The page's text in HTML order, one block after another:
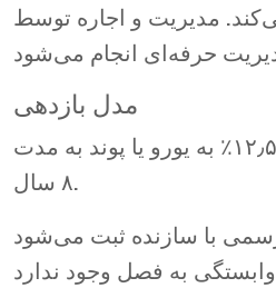
مدیریت و اجاره توسط
مدل بازدهی
اجاره تضمینی سالانه ۱۲٫۵٪ به یورو یا پوند به مدت
۸ سال.